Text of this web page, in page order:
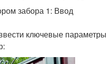
забора 1: Ввод
ключевые параметры